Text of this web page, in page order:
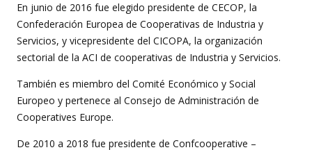
En junio de 2016 fue elegido presidente de CECOP, la
Confederación Europea de Cooperativas de Industria y
Servicios, y vicepresidente del CICOPA, la organización
sectorial de la ACI de cooperativas de Industria y Servicios.
También es miembro del Comité Económico y Social
Europeo y pertenece al Consejo de Administración de
Cooperatives Europe.
De 2010 a 2018 fue presidente de Confcooperative –